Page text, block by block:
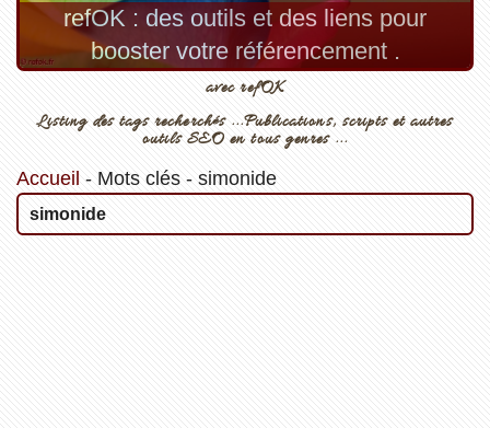
refOK : des outils et des liens pour
booster votre référencement .
avec refOK
Listing des tags recherchés ...Publications, scripts et autres
outils SEO en tous genres ...
Accueil - Mots clés- simonide
simonide